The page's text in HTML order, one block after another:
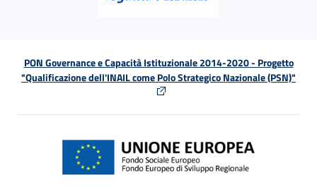
PON Governance e Capacità Istituzionale 2014-2020 - Progetto
"Qualificazione dell'INAIL come Polo Strategico Nazionale (PSN)"